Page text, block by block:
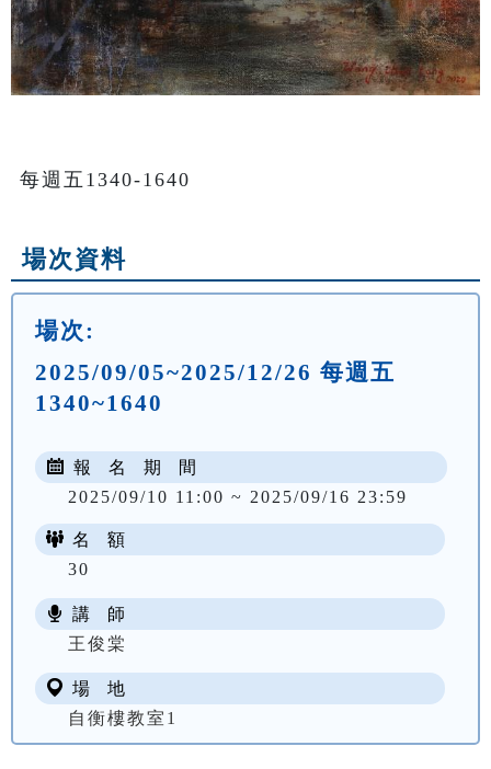
每週五1340-1640
場次資料
場次:
2025/09/05~2025/12/26 每週五
1340~1640
報 名 期 間
2025/09/10 11:00 ~ 2025/09/16 23:59
名 額
30
講 師
王俊棠
場 地
自衡樓教室1